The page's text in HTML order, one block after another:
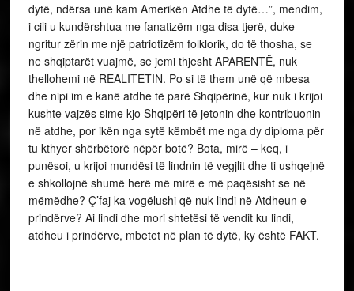
dytë, ndërsa unë kam Amerikën Atdhe të dytë…”, mendim,
i cili u kundërshtua me fanatizëm nga disa tjerë, duke
ngritur zërin me një patriotizëm folklorik, do të thosha, se
ne shqiptarët vuajmë, se jemi thjesht APARENTË, nuk
thellohemi në REALITETIN. Po si të them unë që mbesa
dhe nipi im e kanë atdhe të parë Shqipërinë, kur nuk i krijoi
kushte vajzës sime kjo Shqipëri të jetonin dhe kontribuonin
në atdhe, por ikën nga sytë këmbët me nga dy diploma për
tu kthyer shërbëtorë nëpër botë? Bota, mirë – keq, i
punësoi, u krijoi mundësi të lindnin të vegjlit dhe ti ushqejnë
e shkollojnë shumë herë më mirë e më paqësisht se në
mëmëdhe? Ç’faj ka vogëlushi që nuk lindi në Atdheun e
prindërve? Ai lindi dhe mori shtetësi të vendit ku lindi,
atdheu i prindërve, mbetet në plan të dytë, ky është FAKT.